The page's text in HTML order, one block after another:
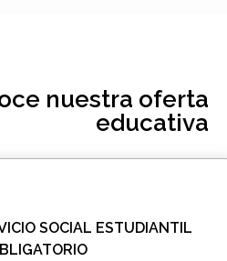
nuestra oferta
educativa
SOCIAL ESTUDIANTIL